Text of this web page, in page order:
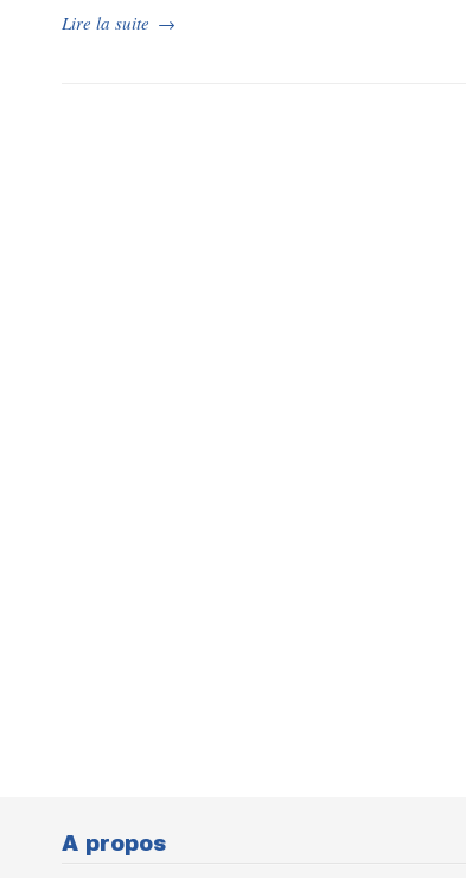
Lire la suite →
A propos